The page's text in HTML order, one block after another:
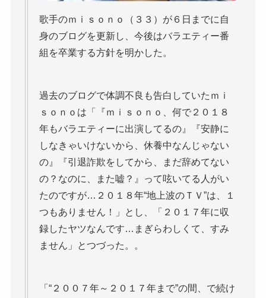
歌手のｍｉｓｏｎｏ（３３）が６日までに自
身のブログを更新し、今後はバラエティー番
組を卒業する方針を明かした。
過去のブログで体調不良も告白していたｍｉ
ｓｏｎｏは「『ｍｉｓｏｎｏ、何で２０１８
年もバラエティーに出演してるの』『安静に
しなきゃいけないから、休養中なんじゃない
の』『引退詐欺をしてから、まだ辞めてない
の？なのに、また嘘？』って呟いてる人がい
たのですが…２０１８年“地上波のＴＶ”は、１
つもありません！」とし、「２０１７年に収
録したヤツなんです…まぎらわしくて、すみ
ません」とつづった。。
「“２００７年～２０１７年まで”の間、で続け